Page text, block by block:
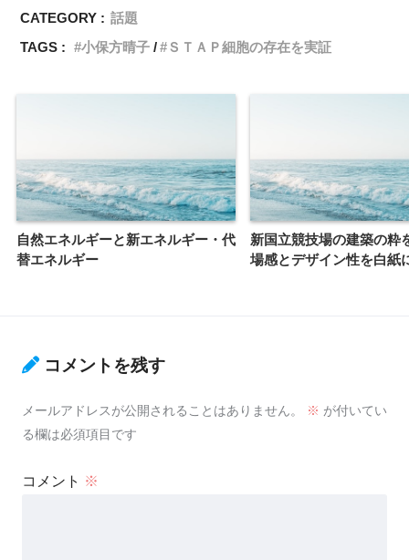
CATEGORY : 話題
TAGS :
小保方晴子 ＳＴＡＰ細胞の存在を実証
自然エネルギーと新エネルギー・代
替エネルギー
新国立競技場の建築の粋
場感とデザイン性を白紙
コメントを残す
メールアドレスが公開されることはありません。 ※ が付いてい
る欄は必須項目です
コメント ※